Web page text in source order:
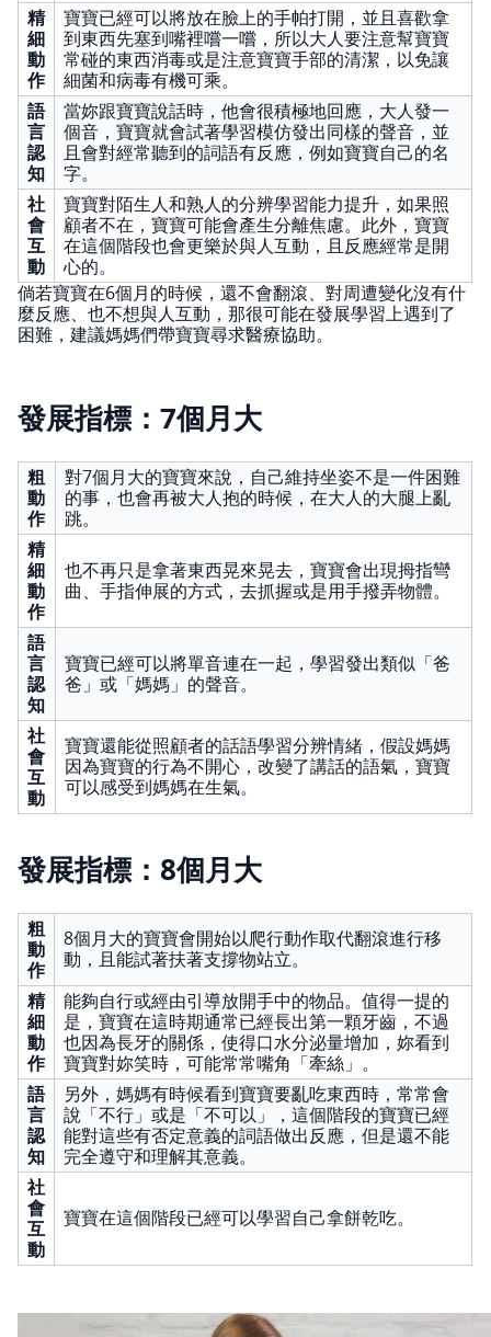
精
細
動
作
寶寶已經可以將放在臉上的手帕打開，並且喜歡拿
到東西先塞到嘴裡嚐一嚐，所以大人要注意幫寶寶
常碰的東西消毒或是注意寶寶手部的清潔，以免讓
細菌和病毒有機可乘。
語
言
認
知
當妳跟寶寶說話時，他會很積極地回應，大人發一
個音，寶寶就會試著學習模仿發出同樣的聲音，並
且會對經常聽到的詞語有反應，例如寶寶自己的名
字。
社
會
互
動
寶寶對陌生人和熟人的分辨學習能力提升，如果照
顧者不在，寶寶可能會產生分離焦慮。此外，寶寶
在這個階段也會更樂於與人互動，且反應經常是開
心的。
倘若寶寶在6個月的時候，還不會翻滾、對周遭變化沒有什
麼反應、也不想與人互動，那很可能在發展學習上遇到了
困難，建議媽媽們帶寶寶尋求醫療協助。
發展指標：7個月大
粗
動
作
對7個月大的寶寶來說，自己維持坐姿不是一件困難
的事，也會再被大人抱的時候，在大人的大腿上亂
跳。
精
細
動
作
也不再只是拿著東西晃來晃去，寶寶會出現拇指彎
曲、手指伸展的方式，去抓握或是用手撥弄物體。
語
言
認
知
寶寶已經可以將單音連在一起，學習發出類似「爸
爸」或「媽媽」的聲音。
社
會
互
動
寶寶還能從照顧者的話語學習分辨情緒，假設媽媽
因為寶寶的行為不開心，改變了講話的語氣，寶寶
可以感受到媽媽在生氣。
發展指標：8個月大
粗
動
作
8個月大的寶寶會開始以爬行動作取代翻滾進行移
動，且能試著扶著支撐物站立。
精
細
動
作
能夠自行或經由引導放開手中的物品。值得一提的
是，寶寶在這時期通常已經長出第一顆牙齒，不過
也因為長牙的關係，使得口水分泌量增加，妳看到
寶寶對妳笑時，可能常常嘴角「牽絲」。
語
言
認
知
另外，媽媽有時候看到寶寶要亂吃東西時，常常會
說「不行」或是「不可以」，這個階段的寶寶已經
能對這些有否定意義的詞語做出反應，但是還不能
完全遵守和理解其意義。
社
會
互
動
寶寶在這個階段已經可以學習自己拿餅乾吃。